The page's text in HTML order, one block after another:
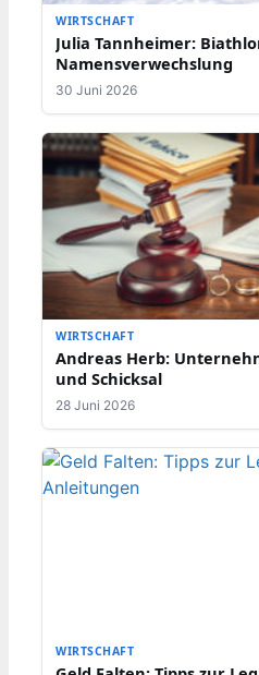
WIRTSCHAFT
Julia Tannheimer:
Namensverwechslung
30 Juni 2026
WIRTSCHAFT
Andreas Herb:
und Schicksal
28 Juni 2026
WIRTSCHAFT